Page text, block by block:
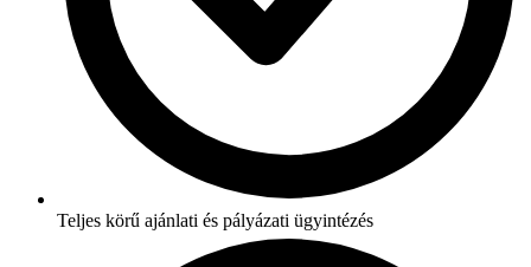
Teljes körű ajánlati és pályázati ügyintézés